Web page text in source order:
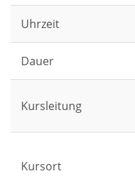
Uhrzeit
Dauer
Kursleitung
Kursort